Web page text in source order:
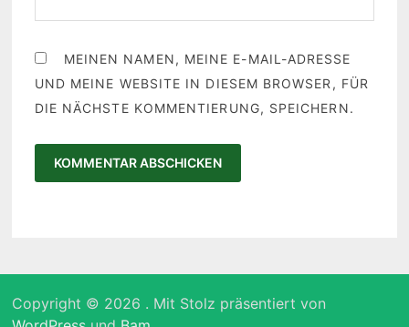
MEINEN NAMEN, MEINE E-MAIL-ADRESSE
UND MEINE WEBSITE IN DIESEM BROWSER, FÜR
DIE NÄCHSTE KOMMENTIERUNG, SPEICHERN.
Copyright © 2026 . Mit Stolz präsentiert von